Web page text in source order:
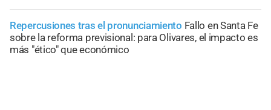
Repercusiones tras el pronunciamiento Fallo en Santa Fe
sobre la reforma previsional: para Olivares, el impacto es
más "ético" que económico